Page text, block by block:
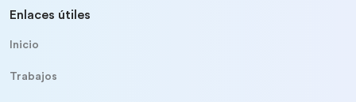
Enlaces útiles
Inicio
Trabajos